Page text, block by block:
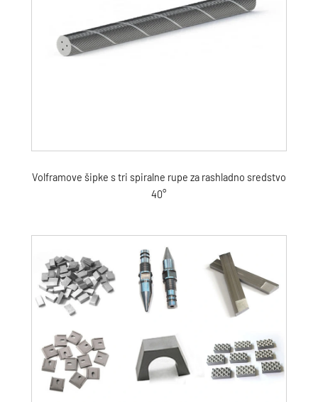
Volframove šipke s tri spiralne rupe za rashladno sredstvo
40°